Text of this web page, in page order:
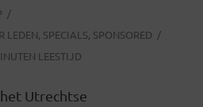
LEDEN, SPECIALS, SPONSORED
LEESTIJD
Utrechtse